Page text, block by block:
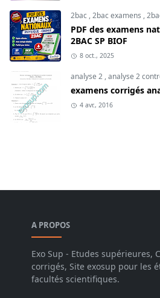
2bac,2bac examens ,
PDF des examens
2BAC SP BIOF
8 oct., 2025
analyse 2,analyse 2
examens corrigés
4 avr., 2016
A PROPOS
Exo Sup - Etudes supérieures,
corrigés, Site exosup pour les
facultés scientifiques.